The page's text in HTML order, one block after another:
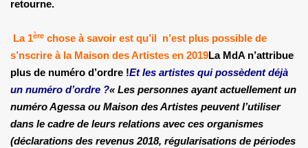
retourne.
La 1ère chose à savoir est qu’il n’est plus possible de
s’nscrire à la Maison des Artistes en 2019La MdA n’attribue
plus de numéro d’ordre !Et les artistes qui possèdent déjà
un numéro d’ordre ?« Les personnes ayant actuellement un
numéro Agessa ou Maison des Artistes peuvent l’utiliser
dans le cadre de leurs relations avec ces organismes
(déclarations des revenus 2018, régularisations de périodes